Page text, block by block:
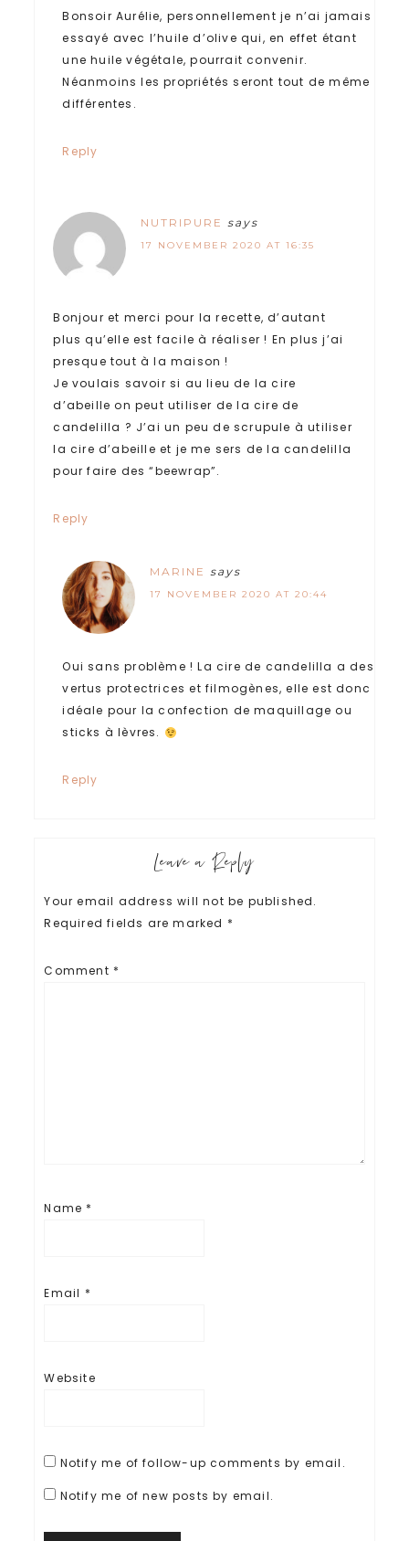
Bonsoir Aurélie, personnellement je n’ai jamais
essayé avec l’huile d’olive qui, en effet étant
une huile végétale, pourrait convenir.
Néanmoins les propriétés seront tout de même
différentes.
Reply
NUTRIPURE says
17 NOVEMBER 2020 AT 16:35
Bonjour et merci pour la recette, d’autant
plus qu’elle est facile à réaliser ! En plus j’ai
presque tout à la maison !
Je voulais savoir si au lieu de la cire
d’abeille on peut utiliser de la cire de
candelilla ? J’ai un peu de scrupule à utiliser
la cire d’abeille et je me sers de la candelilla
pour faire des “beewrap”.
Reply
MARINE says
17 NOVEMBER 2020 AT 20:44
Oui sans problème ! La cire de candelilla a des
vertus protectrices et filmogènes, elle est donc
idéale pour la confection de maquillage ou
sticks à lèvres.
Reply
Leave a Reply
Your email address will not be published.
Required fields are marked *
Comment *
Name *
Email *
Website
Notify me of follow-up comments by email.
Notify me of new posts by email.